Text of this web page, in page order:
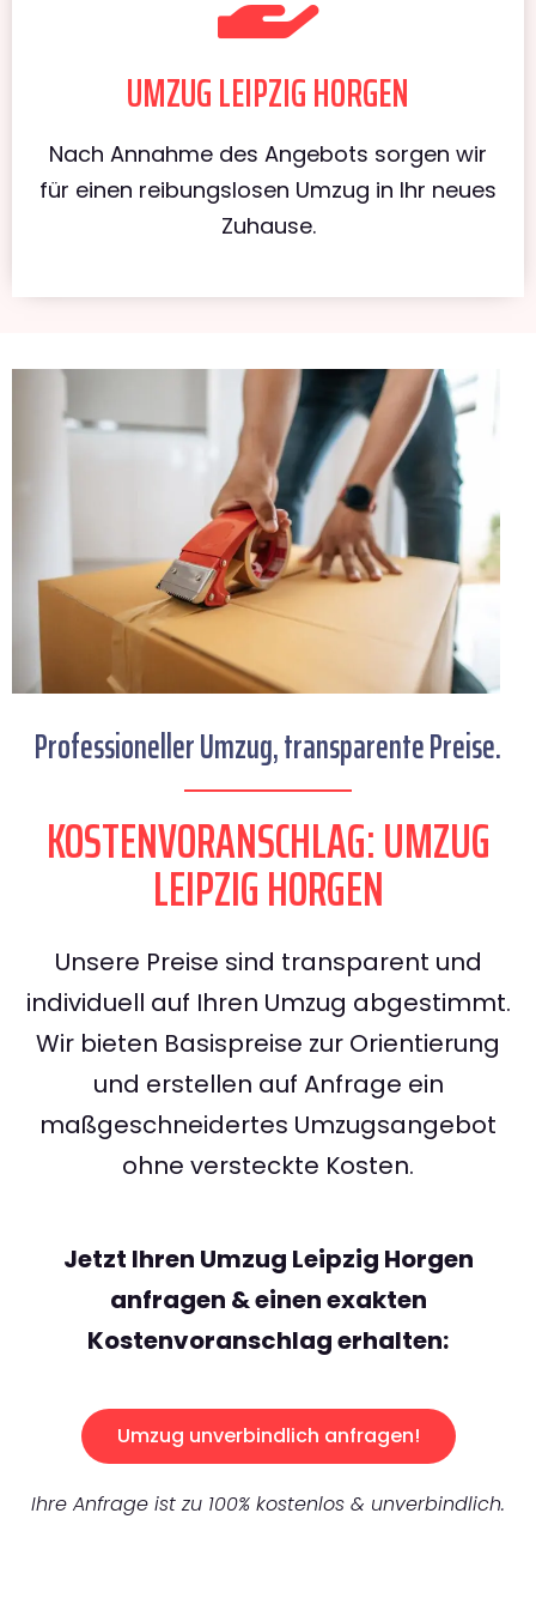
UMZUG LEIPZIG HORGEN
Nach Annahme des Angebots sorgen wir
für einen reibungslosen Umzug in Ihr neues
Zuhause.
Professioneller Umzug, transparente Preise.
KOSTENVORANSCHLAG: UMZUG
LEIPZIG HORGEN
Unsere Preise sind transparent und
individuell auf Ihren Umzug abgestimmt.
Wir bieten Basispreise zur Orientierung
und erstellen auf Anfrage ein
maßgeschneidertes Umzugsangebot
ohne versteckte Kosten.
Jetzt Ihren Umzug Leipzig Horgen
anfragen & einen exakten
Kostenvoranschlag erhalten:
Umzug unverbindlich anfragen!
Ihre Anfrage ist zu 100% kostenlos & unverbindlich.